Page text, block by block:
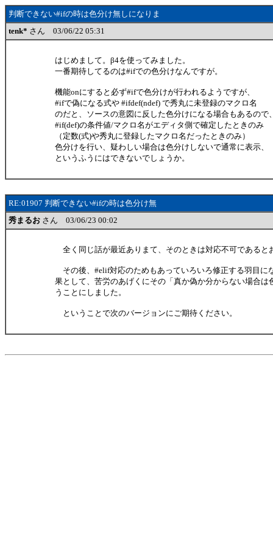
判断できない#ifの時は色分け無しになりま
tenk* さん 03/06/22 05:31
はじめまして。β4を使ってみました。
一番期待してるのは#ifでの色分けなんですが。
機能onにすると必ず#ifで色分けが行われるようですが、
#ifで偽になる式や #ifdef(ndef) で秀丸に未登録のマクロ名
のだと、ソースの意図に反した色分けになる場合もあるので
#if(def)の条件値/マクロ名がエディタ側で確定したときのみ
（定数(式)や秀丸に登録したマクロ名だったときのみ）
色分けを行い、疑わしい場合は色分けしないで通常に表示、
というふうにはできないでしょうか。
RE:01907 判断できない#ifの時は色分け無
秀まるお さん 03/06/23 00:02
全く同じ話が最近ありまて、そのときは対応不可であると
その後、#elif対応のためもあっていろいろ修正する羽目に
果として、苦労のあげくにその「真か偽か分からない場合は
うことにしました。
ということで次のバージョンにご期待ください。